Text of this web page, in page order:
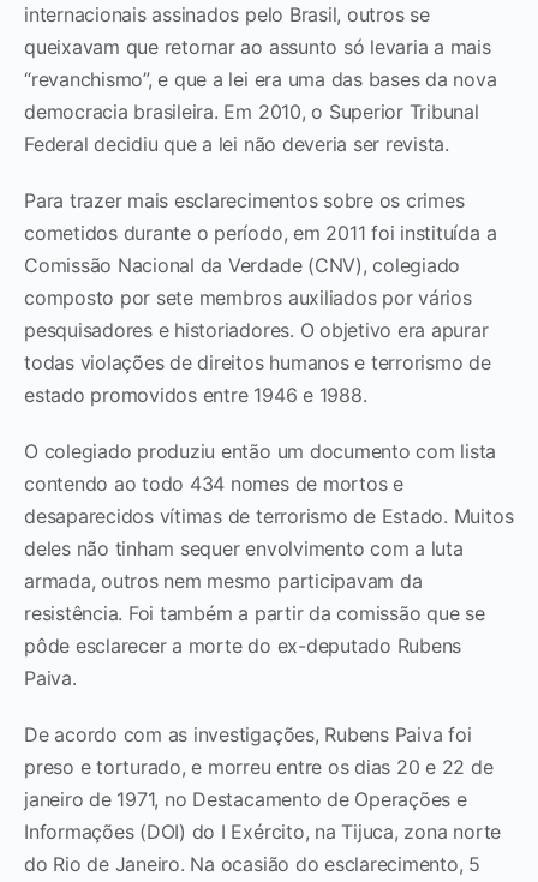
internacionais assinados pelo Brasil, outros se
queixavam que retornar ao assunto só levaria a mais
“revanchismo”, e que a lei era uma das bases da nova
democracia brasileira. Em 2010, o Superior Tribunal
Federal decidiu que a lei não deveria ser revista.
Para trazer mais esclarecimentos sobre os crimes
cometidos durante o período, em 2011 foi instituída a
Comissão Nacional da Verdade (CNV), colegiado
composto por sete membros auxiliados por vários
pesquisadores e historiadores. O objetivo era apurar
todas violações de direitos humanos e terrorismo de
estado promovidos entre 1946 e 1988.
O colegiado produziu então um documento com lista
contendo ao todo 434 nomes de mortos e
desaparecidos vítimas de terrorismo de Estado. Muitos
deles não tinham sequer envolvimento com a luta
armada, outros nem mesmo participavam da
resistência. Foi também a partir da comissão que se
pôde esclarecer a morte do ex-deputado Rubens
Paiva.
De acordo com as investigações, Rubens Paiva foi
preso e torturado, e morreu entre os dias 20 e 22 de
janeiro de 1971, no Destacamento de Operações e
Informações (DOI) do I Exército, na Tijuca, zona norte
do Rio de Janeiro. Na ocasião do esclarecimento, 5